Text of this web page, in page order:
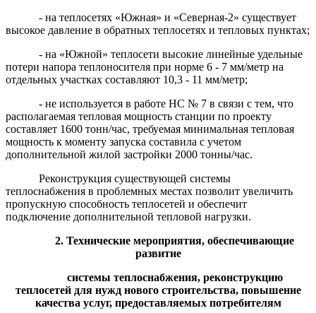
- на теплосетях «Южная» и «Северная-2» существует
высокое давление в обратных теплосетях и тепловых пунктах;
- на «Южной» теплосети высокие линейные удельные
потери напора теплоносителя при норме 6 - 7 мм/метр на
отдельных участках составляют 10,3 - 11 мм/метр;
- не используется в работе НС № 7 в связи с тем, что
располагаемая тепловая мощность станции по проекту
составляет 1600 тонн/час, требуемая минимальная тепловая
мощность к моменту запуска составила с учетом
дополнительной жилой застройки 2000 тонны/час.
Реконструкция существующей системы
теплоснабжения в проблемных местах позволит увеличить
пропускную способность теплосетей и обеспечит
подключение дополнительной тепловой нагрузки.
2. Технические мероприятия, обеспечивающие
развитие
системы теплоснабжения, реконструкцию
теплосетей для нужд нового строительства, повышение
качества услуг, предоставляемых потребителям